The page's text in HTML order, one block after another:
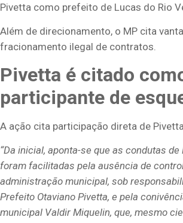
Pivetta como prefeito de Lucas do Rio
Além de direcionamento, o MP cita
fracionamento ilegal de contratos.
Pivetta é citado
participante de
A ação cita participação direta de
“Da inicial, aponta-se que as condutas
foram facilitadas pela ausência de
administração municipal, sob
Prefeito Otaviano Pivetta, e pela
municipal Valdir Miquelin, que, mesmo